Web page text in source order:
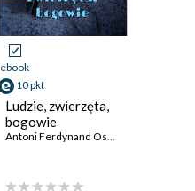
ebook
10 pkt
Ludzie, zwierzęta,
bogowie
Antoni Ferdynand Ossendowski